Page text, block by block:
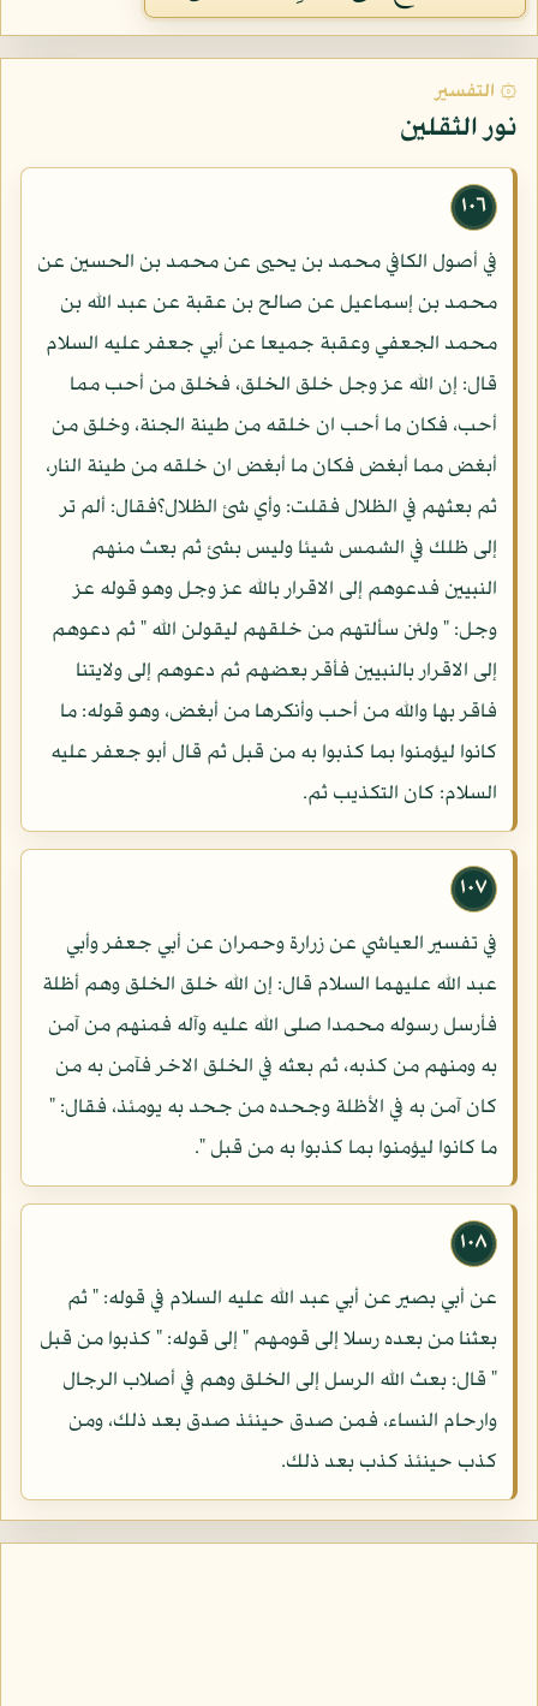
۞ التفسير
نور الثقلين
١٠٦
في أصول الكافي محمد بن يحيى عن محمد بن الحسين عن
محمد بن إسماعيل عن صالح بن عقبة عن عبد الله بن
محمد الجعفي وعقبة جميعا عن أبي جعفر عليه السلام
قال: إن الله عز وجل خلق الخلق، فخلق من أحب مما
أحب، فكان ما أحب ان خلقه من طينة الجنة، وخلق من
أبغض مما أبغض فكان ما أبغض ان خلقه من طينة النار،
ثم بعثهم في الظلال فقلت: وأي شئ الظلال؟فقال: ألم تر
إلى ظلك في الشمس شيئا وليس بشئ ثم بعث منهم
النبيين فدعوهم إلى الاقرار بالله عز وجل وهو قوله عز
وجل: " ولئن سألتهم من خلقهم ليقولن الله " ثم دعوهم
إلى الاقرار بالنبيين فأقر بعضهم ثم دعوهم إلى ولايتنا
فاقر بها والله من أحب وأنكرها من أبغض، وهو قوله: ما
كانوا ليؤمنوا بما كذبوا به من قبل ثم قال أبو جعفر عليه
السلام: كان التكذيب ثم.
١٠٧
في تفسير العياشي عن زرارة وحمران عن أبي جعفر وأبي
عبد الله عليهما السلام قال: إن الله خلق الخلق وهم أظلة
فأرسل رسوله محمدا صلى الله عليه وآله فمنهم من آمن
به ومنهم من كذبه، ثم بعثه في الخلق الاخر فآمن به من
كان آمن به في الأظلة وجحده من جحد به يومئذ، فقال: "
ما كانوا ليؤمنوا بما كذبوا به من قبل ".
١٠٨
عن أبي بصير عن أبي عبد الله عليه السلام في قوله: " ثم
بعثنا من بعده رسلا إلى قومهم " إلى قوله: " كذبوا من قبل
" قال: بعث الله الرسل إلى الخلق وهم في أصلاب الرجال
وارحام النساء، فمن صدق حينئذ صدق بعد ذلك، ومن
كذب حينئذ كذب بعد ذلك.